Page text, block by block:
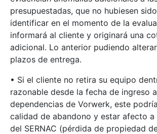
presupuestadas, que no hubiesen
identificar en el momento de la
informará al cliente y originará una
adicional. Lo anterior pudiendo
plazos de entrega.
• Si el cliente no retira su equipo
razonable desde la fecha de ingreso
dependencias de Vorwerk, este
calidad de abandono y estar afecto a
del SERNAC (pérdida de propiedad